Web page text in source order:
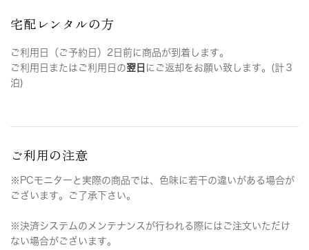
宅配レンタルの方
ご利用日（ご予約日）2日前に商品が到着します。
ご利用日またはご利用日の翌日 にご返却をお願い致します。(計３
泊)
ご利用の注意
※PCモニターと実際の商品では、色味に若干の違いがある場合が
ございます。ご了承下さい。
※決済システムのメンテナンスが行われる際にはご注文いただけ
ない場合がございます。